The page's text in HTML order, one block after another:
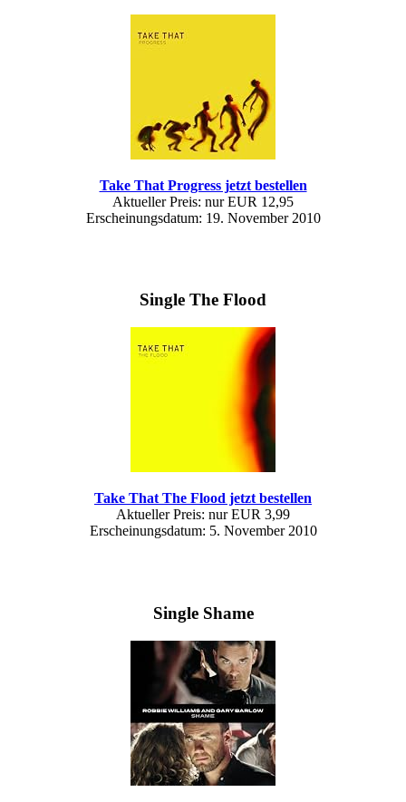
Take That Progress jetzt bestellen
Aktueller Preis: nur EUR 12,95
Erscheinungsdatum: 19. November 2010
Single The Flood
Take That The Flood jetzt bestellen
Aktueller Preis: nur EUR 3,99
Erscheinungsdatum: 5. November 2010
Single Shame